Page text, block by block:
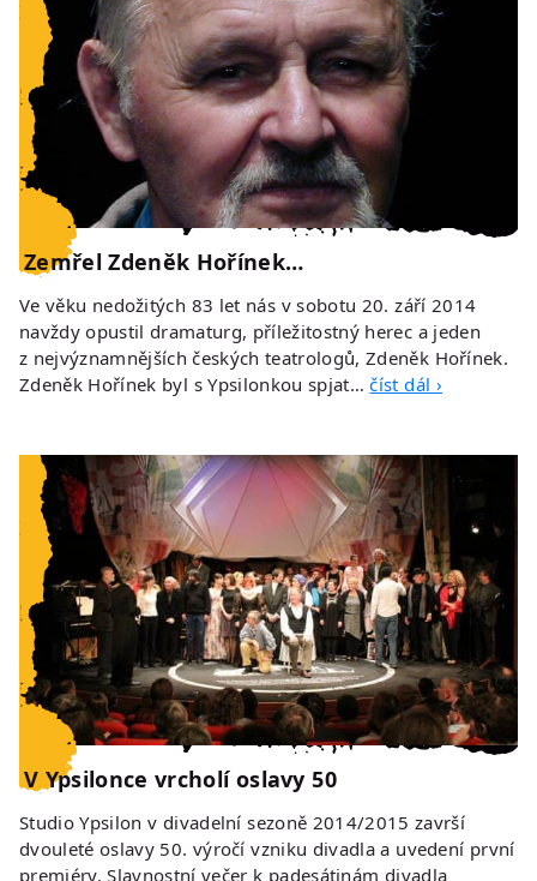
Zemřel Zdeněk Hořínek…
Ve věku nedožitých 83 let nás v sobotu 20. září 2014
navždy opustil dramaturg, příležitostný herec a jeden
z nejvýznamnějších českých teatrologů, Zdeněk Hořínek.
Zdeněk Hořínek byl s Ypsilonkou spjat…číst dál ›
V Ypsilonce vrcholí oslavy 50
Studio Ypsilon v divadelní sezoně 2014/2015 završí
dvouleté oslavy 50. výročí vzniku divadla a uvedení první
premiéry. Slavnostní večer k padesátinám divadla